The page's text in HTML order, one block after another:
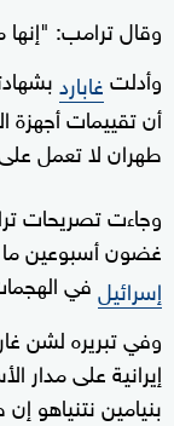
وقال ترامب:
وأدلتغابارد
أن تقييمات أجهزة
طهران لا تعمل
وجاءت تصريحات
غضون أسبوعين ما
إسرائيلفي
وفي تبريره لشن
إيرانية على مدار
بنيامين نتنياهو